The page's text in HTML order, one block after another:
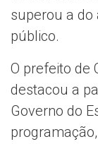
superou a
público.
O prefeito de
destacou a
Governo do